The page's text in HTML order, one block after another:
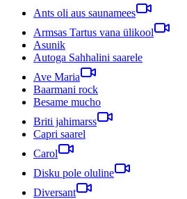
Ants oli aus saunamees
Armsas Tartus vana ülikool
Asunik
Autoga Sahhalini saarele
Ave Maria
Baarmani rock
Besame mucho
Briti jahimarss
Capri saarel
Carol
Disku pole oluline
Diversant